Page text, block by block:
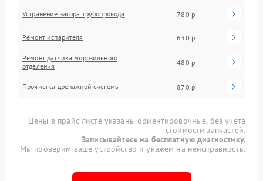
Устранение засора трубопровода 780 р
Ремонт испарителя 630 р
Ремонт датчика морозильного
отделения
480 р
Прочистка дренажной системы 870 р
Цены в прайс-листе указаны ориентировочные, без учета
стоимости запчастей.
Записывайтесь на бесплатную диагностику.
Мы проверим ваше устройство и укажем на неисправность.